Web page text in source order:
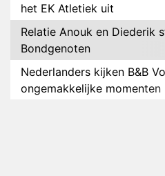
het EK Atletiek uit
Relatie Anouk en Diederik
Bondgenoten
Nederlanders kijken B&B
ongemakkelijke momenten